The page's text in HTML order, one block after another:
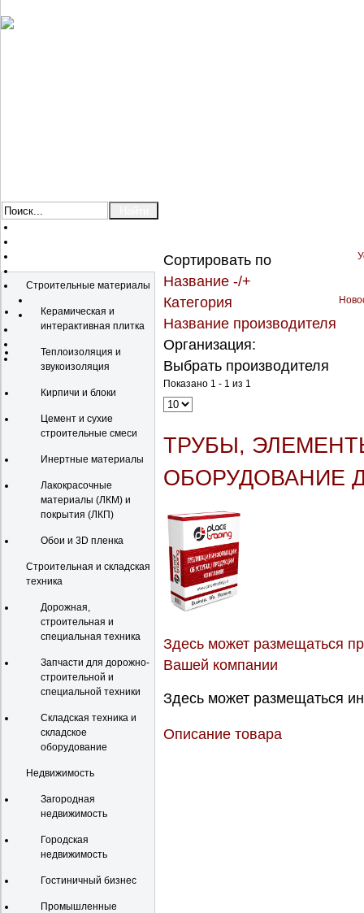
Строительные материалы
Керамическая и
интерактивная плитка
Теплоизоляция и
звукоизоляция
Кирпичи и блоки
Цемент и сухие
строительные смеси
Инертные материалы
Лакокрасочные
материалы (ЛКМ) и
покрытия (ЛКП)
Обои и 3D пленка
Строительная и складская
техника
Дорожная,
строительная и
специальная техника
Запчасти для дорожно-
строительной и
специальной техники
Складская техника и
складское
оборудование
Недвижимость
Загородная
недвижимость
Городская
недвижимость
Гостиничный бизнес
Промышленные
Сортировать по
Название -/+
Категория
Название производителя
Организация:
Выбрать производителя
Показано 1 - 1 из 1
ТРУБЫ,
ОБОРУДОВАНИЕ
Здесь может размещаться
Вашей компании
Здесь может размещаться
Описание товара